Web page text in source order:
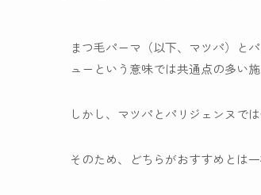
まつ毛パーマ（以下、マツパ）と
ューという意味では共通点の多い施
しかし、マツパとパリジェンヌで
そのため、どちらがおすすめとは一